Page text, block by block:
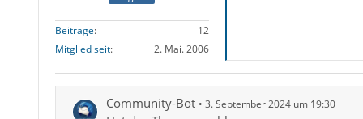
Beiträge
12
Mitglied seit
2. Mai. 2006
Community-Bot 3. September 2024 um 19:30